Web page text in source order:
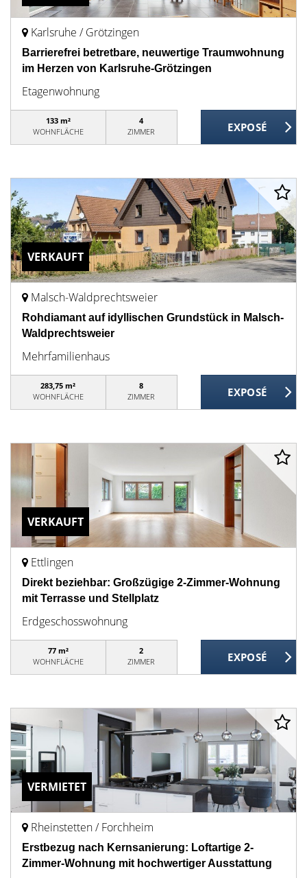
Karlsruhe / Grötzingen
Barrierefrei betretbare, neuwertige Traumwohnung
im Herzen von Karlsruhe-Grötzingen
Etagenwohnung
133 m²
WOHNFLÄCHE
4
ZIMMER
VERKAUFT
Malsch-Waldprechtsweier
Rohdiamant auf idyllischen Grundstück in Malsch-
Waldprechtsweier
Mehrfamilienhaus
283,75 m²
WOHNFLÄCHE
8
ZIMMER
VERKAUFT
Ettlingen
Direkt beziehbar: Großzügige 2-Zimmer-Wohnung
mit Terrasse und Stellplatz
Erdgeschosswohnung
77 m²
WOHNFLÄCHE
2
ZIMMER
VERMIETET
Rheinstetten / Forchheim
Erstbezug nach Kernsanierung: Loftartige 2-
Zimmer-Wohnung mit hochwertiger Ausstattung